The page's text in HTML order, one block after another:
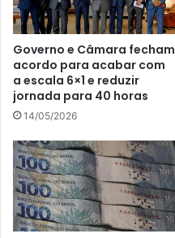
Governo e Câmara fecham
acordo para acabar com
a escala 6×1 e reduzir
jornada para 40 horas
14/05/2026